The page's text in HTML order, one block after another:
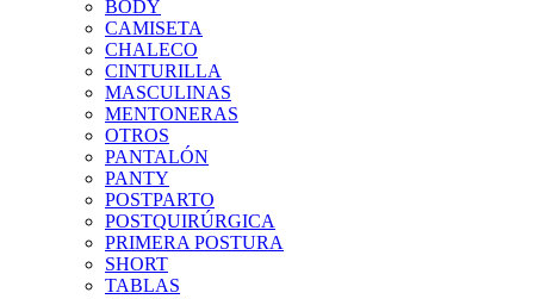
BODY
CAMISETA
CHALECO
CINTURILLA
MASCULINAS
MENTONERAS
OTROS
PANTALÓN
PANTY
POSTPARTO
POSTQUIRÚRGICA
PRIMERA POSTURA
SHORT
TABLAS